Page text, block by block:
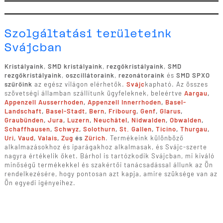
Szolgáltatási területeink
Svájcban
Kristályaink, SMD kristályaink, rezgőkristályaink, SMD
rezgőkristályaink, oszcillátoraink, rezonátoraink és SMD SPXO
szűrőink az egész világon elérhetők. Svájckapható. Az összes
szövetségi államban szállítunk ügyfeleknek, beleértve Aargau,
Appenzell Ausserrhoden, Appenzell Innerrhoden, Basel-
Landschaft, Basel-Stadt, Bern, Fribourg, Genf, Glarus,
Graubünden, Jura, Luzern, Neuchâtel, Nidwalden, Obwalden,
Schaffhausen, Schwyz, Solothurn, St. Gallen, Ticino, Thurgau,
Uri, Vaud, Valais, Zug és Zürich. Termékeink különböző
alkalmazásokhoz és iparágakhoz alkalmasak, és Svájc-szerte
nagyra értékelik őket. Bárhol is tartózkodik Svájcban, mi kiváló
minőségű termékekkel és szakértői tanácsadással állunk az Ön
rendelkezésére, hogy pontosan azt kapja, amire szüksége van az
Ön egyedi igényeihez.